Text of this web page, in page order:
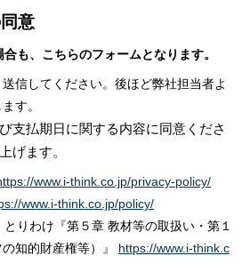
意
も、こちらのフォームとなります。
信してください。後ほど弊社担当者よ
す。
支払期日に関する内容に同意くださ
げます。
www.i-think.co.jp/privacy-policy/
www.i-think.co.jp/policy/
りわけ『第５章 教材等の取扱い・第１
知的財産権等）』 https://www.i-think.c